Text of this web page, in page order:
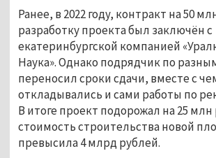
Ранее, в 2022 году, контракт на 50
разработку проекта был заключён с
екатеринбургской компанией
Наука». Однако подрядчик по
переносил сроки сдачи, вместе с
откладывались и сами работы по
В итоге проект подорожал на 25 млн
стоимость строительства новой
превысила 4 млрд рублей.